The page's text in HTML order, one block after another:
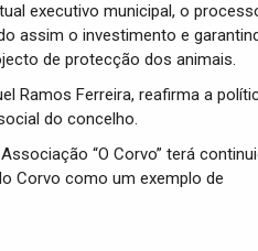
executivo municipal, o
assim o investimento e
de protecção dos animais.
Ramos Ferreira, reafirma a
do concelho.
“O Corvo” terá
Corvo como um exemplo de